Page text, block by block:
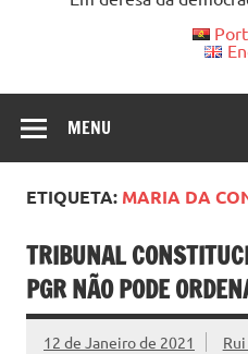
MENU
ETIQUETA: MARIA DA
TRIBUNAL
PGR NÃO PODE
12 de Janeiro de 2021